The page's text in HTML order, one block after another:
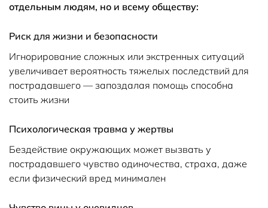
отдельным людям, но и всему обществу:
Риск для жизни и безопасности
Игнорирование сложных или экстренных ситуаций
увеличивает вероятность тяжелых последствий для
пострадавшего — запоздалая помощь способна
стоить жизни
Психологическая травма у жертвы
Бездействие окружающих может вызвать у
пострадавшего чувство одиночества, страха, даже
если физический вред минимален